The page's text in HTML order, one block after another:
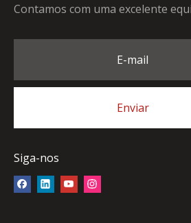
Contamos com uma excelente
E-mail
Enviar
Siga-nos